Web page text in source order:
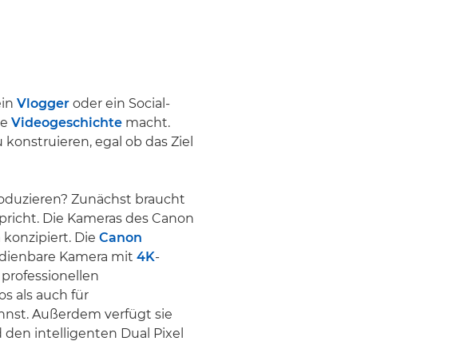
Vlogger oder ein Social-
Videogeschichte macht.
egal ob das Ziel
Zunächst braucht
Die Kameras des Canon
Die Canon
Kamera mit 4K-
als auch für
Außerdem verfügt sie
intelligenten Dual Pixel